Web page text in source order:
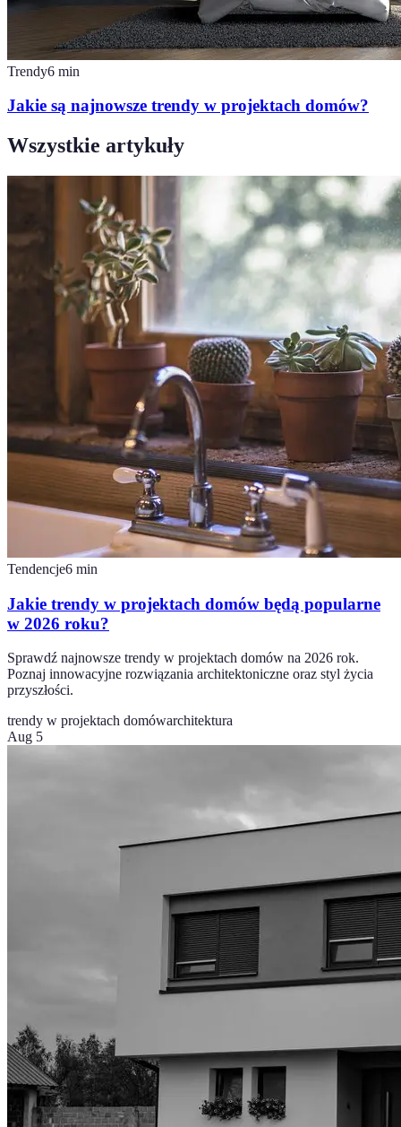
Trendy6 min
Jakie są najnowsze trendy w projektach domów?
Wszystkie artykuły
Tendencje6 min
Jakie trendy w projektach domów będą popularne
w 2026 roku?
Sprawdź najnowsze trendy w projektach domów na 2026 rok.
Poznaj innowacyjne rozwiązania architektoniczne oraz styl życia
przyszłości.
trendy w projektach domówarchitektura
Aug 5